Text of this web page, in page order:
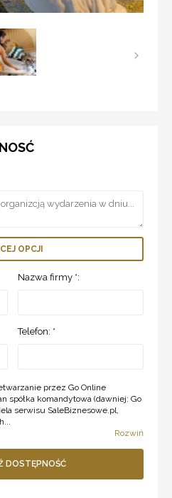
OPCJI
Nazwa firmy *:
Telefon: *
przez Go Online
spółka komandytowa (dawniej: Go
serwisu SaleBiznesowe.pl,
Rozwiń
DOSTĘPNOŚĆ